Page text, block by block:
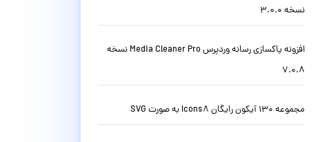
نسخه 3.0.0
افزونه پاکسازی رسانه وردپرس Media Cleaner Pro نسخه
7.0.8
مجموعه 130 آیکون رایگان Icons8 به صورت SVG